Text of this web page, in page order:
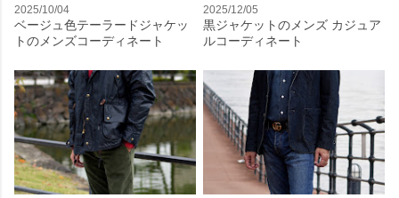
2025/10/04
ベージュ色テーラードジャケッ
トのメンズコーディネート
2025/12/05
黒ジャケットのメンズ カジュア
ルコーディネート